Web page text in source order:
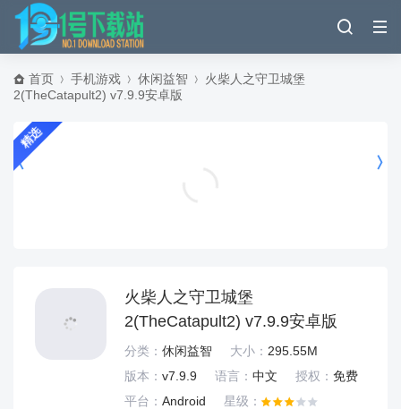
首页 手机游戏 休闲益智
火柴人之守卫城堡
2(TheCatapult2) v7.9.9安卓版
精选
火柴人之守卫城堡
2(TheCatapult2) v7.9.9安卓版
分类： 休闲益智 大小： 295.55M
版本： v7.9.9 语言： 中文 授权： 免费
平台： Android
星级：